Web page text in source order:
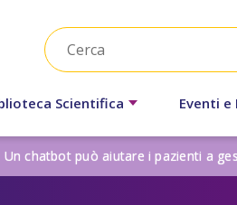
Scientifica Eventi e
Un chatbot può aiutare i pazienti a